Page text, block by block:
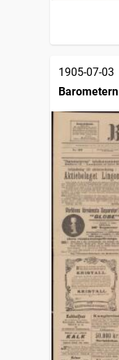
1905-07-03
Barometern